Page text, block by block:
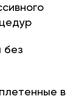
без
в